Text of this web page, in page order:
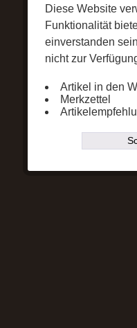
Diese Website
Funktionalität
einverstanden
nicht zur
Artikel in den
Merkzettel